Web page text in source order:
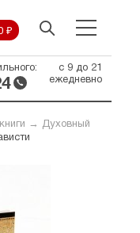
₽
с 9 до 21
ежедневно
→
Духовный